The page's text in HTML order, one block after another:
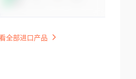
全部进口产品